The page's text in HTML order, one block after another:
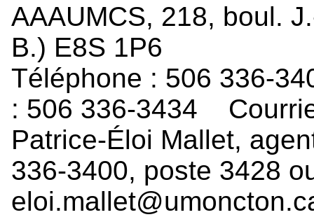
AAAUMCS, 218, boul.
B.) E8S 1P6
Téléphone : 506 336-
: 506 336-3434
Patrice-Éloi Mallet,
336-3400, poste 3428